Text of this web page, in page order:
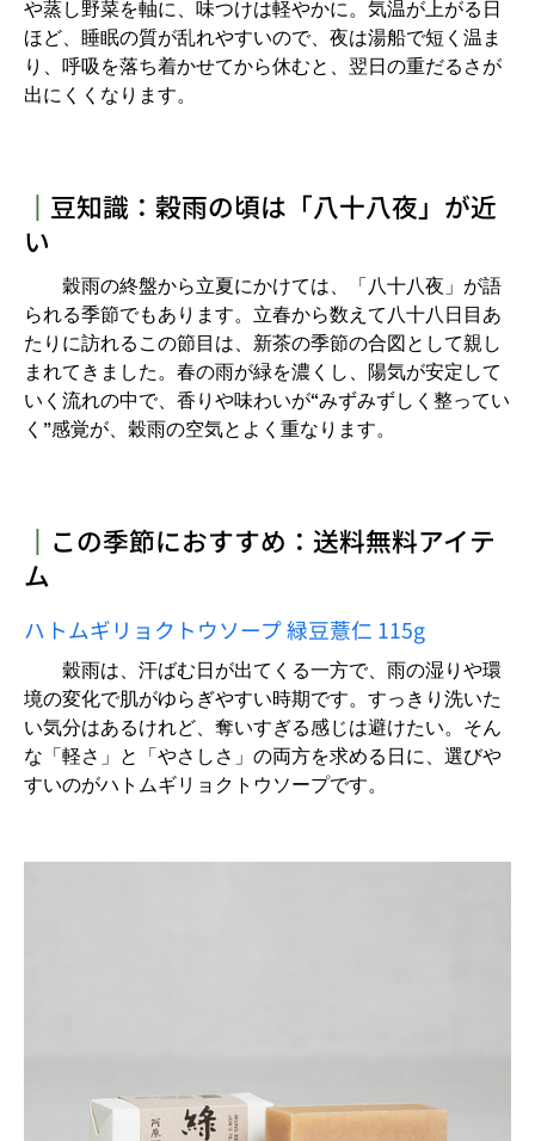
や蒸し野菜を軸に、味つけは軽やかに。気温が上がる日
ほど、睡眠の質が乱れやすいので、夜は湯船で短く温ま
り、呼吸を落ち着かせてから休むと、翌日の重だるさが
出にくくなります。
┃ 豆知識：穀雨の頃は「八十八夜」が近
い
穀雨の終盤から立夏にかけては、「八十八夜」が語
られる季節でもあります。立春から数えて八十八日目あ
たりに訪れるこの節目は、新茶の季節の合図として親し
まれてきました。春の雨が緑を濃くし、陽気が安定して
いく流れの中で、香りや味わいが“みずみずしく整ってい
く”感覚が、穀雨の空気とよく重なります。
┃ この季節におすすめ：送料無料アイテ
ム
ハトムギリョクトウソープ 緑豆薏仁 115g
穀雨は、汗ばむ日が出てくる一方で、雨の湿りや環
境の変化で肌がゆらぎやすい時期です。すっきり洗いた
い気分はあるけれど、奪いすぎる感じは避けたい。そん
な「軽さ」と「やさしさ」の両方を求める日に、選びや
すいのがハトムギリョクトウソープです。